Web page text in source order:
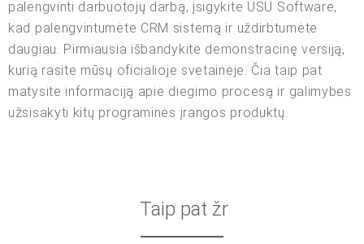
palengvinti darbuotojų darbą, įsigykite USU Software,
kad palengvintumėte CRM sistemą ir uždirbtumėte
daugiau. Pirmiausia išbandykite demonstracinę versiją,
kurią rasite mūsų oficialioje svetainėje. Čia taip pat
matysite informaciją apie diegimo procesą ir galimybes
užsisakyti kitų programinės įrangos produktų.
Taip pat žr